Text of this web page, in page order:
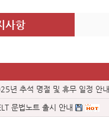
사항
년 추석 명절 및 휴무 일정 안내
문법노트 출시 안내